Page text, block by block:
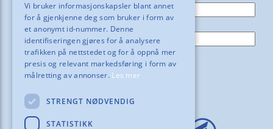
Navn:
Vi bruker informasjonskapsler blant annet
for å gjenkjenne deg som bruker i form av
et anonymt id-nummer. Denne
identifiseringen gjøres for å analysere
trafikken på nettstedet og for å oppnå mer
presis og relevant markedsføring i form av
målretting av annonser. Les mer
STRENGT NØDVENDIG
STATISTIKK